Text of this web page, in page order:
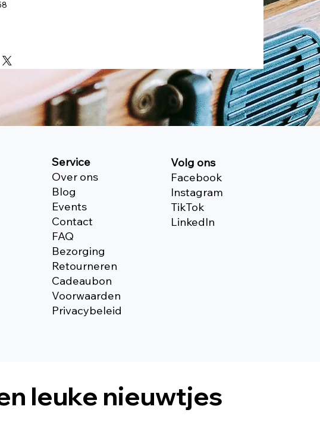
Service
Over ons
Blog
Events
Contact
FAQ
Bezorging
Retourneren
Cadeaubon
Voorwaarden
Privacybeleid
Volg ons
Facebook
Instagram
TikTok
Linkedln
leuke nieuwtjes